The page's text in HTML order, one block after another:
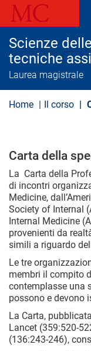
l
Scienze
tecniche
Laurea magistrale
Home Il corso
Carta della
La Carta della
di incontri
Medicine,
Society of Internal
Internal Medicine
provenienti da
simili a riguardo
Le tre
membri il compito
contemplasse una
possono e devono
La Carta,
Lancet (359:520-
(136:243-246),